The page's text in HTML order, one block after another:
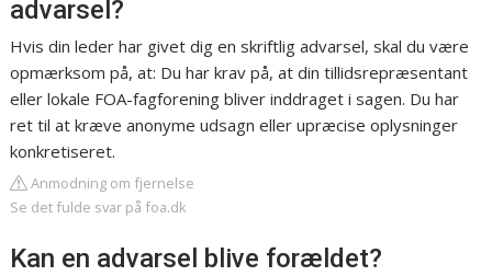
advarsel?
Hvis din leder har givet dig en skriftlig advarsel, skal du være
opmærksom på, at: Du har krav på, at din tillidsrepræsentant
eller lokale FOA-fagforening bliver inddraget i sagen. Du har
ret til at kræve anonyme udsagn eller upræcise oplysninger
konkretiseret.
Anmodning om fjernelse
Se det fulde svar på foa.dk
Kan en advarsel blive forældet?